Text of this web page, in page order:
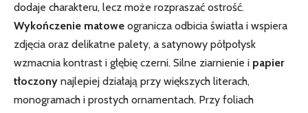
dodaje charakteru, lecz może rozpraszać ostrość.
Wykończenie matowe ogranicza odbicia światła i wspiera
zdjęcia oraz delikatne palety, a satynowy półpołysk
wzmacnia kontrast i głębię czerni. Silne ziarnienie i papier
tłoczony najlepiej działają przy większych literach,
monogramach i prostych ornamentach. Przy foliach